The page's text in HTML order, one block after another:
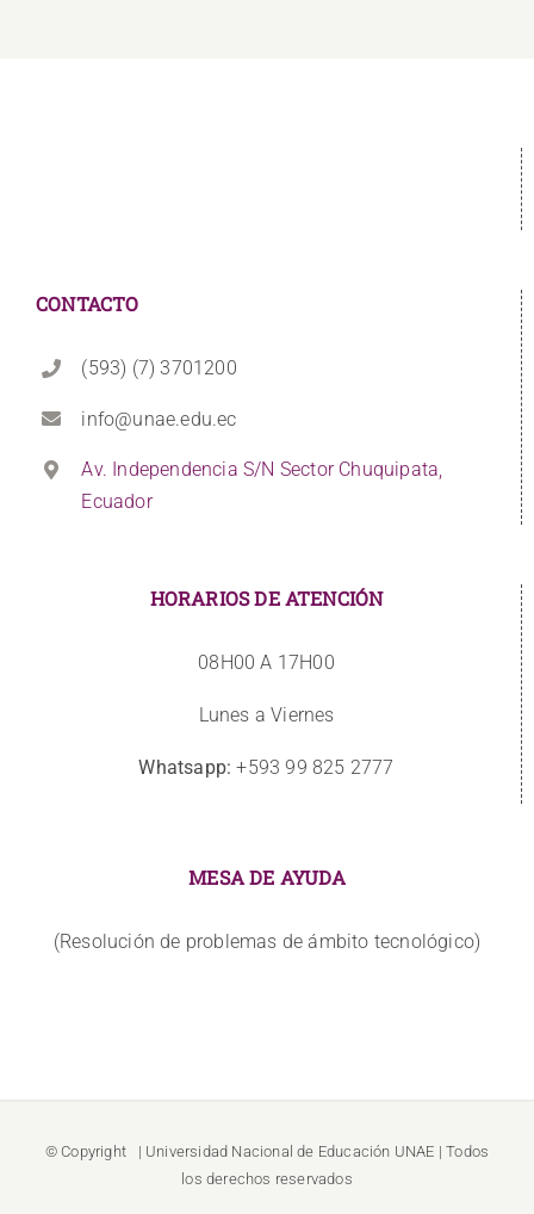
CONTACTO
(593) (7) 3701200
info@unae.edu.ec
Av. Independencia S/N Sector Chuquipata,
Ecuador
HORARIOS DE ATENCIÓN
08H00 A 17H00
Lunes a Viernes
Whatsapp: +593 99 825 2777
MESA DE AYUDA
(Resolución de problemas de ámbito tecnológico)
© Copyright | Universidad Nacional de Educación UNAE | Todos
los derechos reservados